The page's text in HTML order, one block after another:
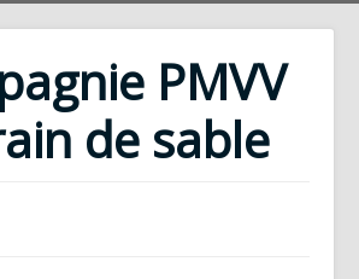
PMVV
de sable